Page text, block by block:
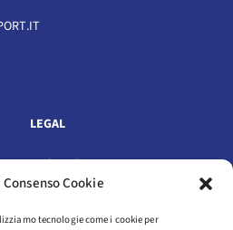
Cookie
tecnologie come i cookie per
LEGAL
Link Utili